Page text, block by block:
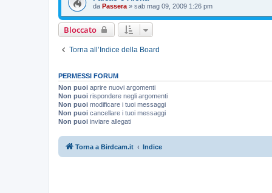
da Passera » sab mag 09, 2009 1:26 pm
Bloccato
Torna all’Indice della Board
PERMESSI FORUM
Non puoi aprire nuovi argomenti
Non puoi rispondere negli argomenti
Non puoi modificare i tuoi messaggi
Non puoi cancellare i tuoi messaggi
Non puoi inviare allegati
Torna a Birdcam.it Indice